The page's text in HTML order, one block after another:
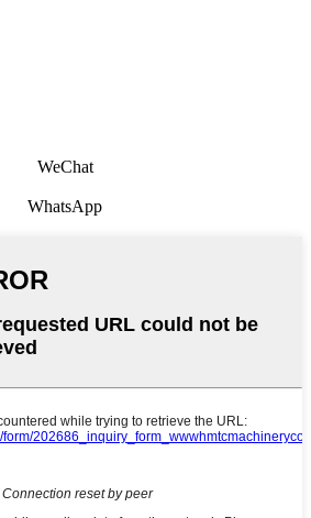
WeChat
WhatsApp